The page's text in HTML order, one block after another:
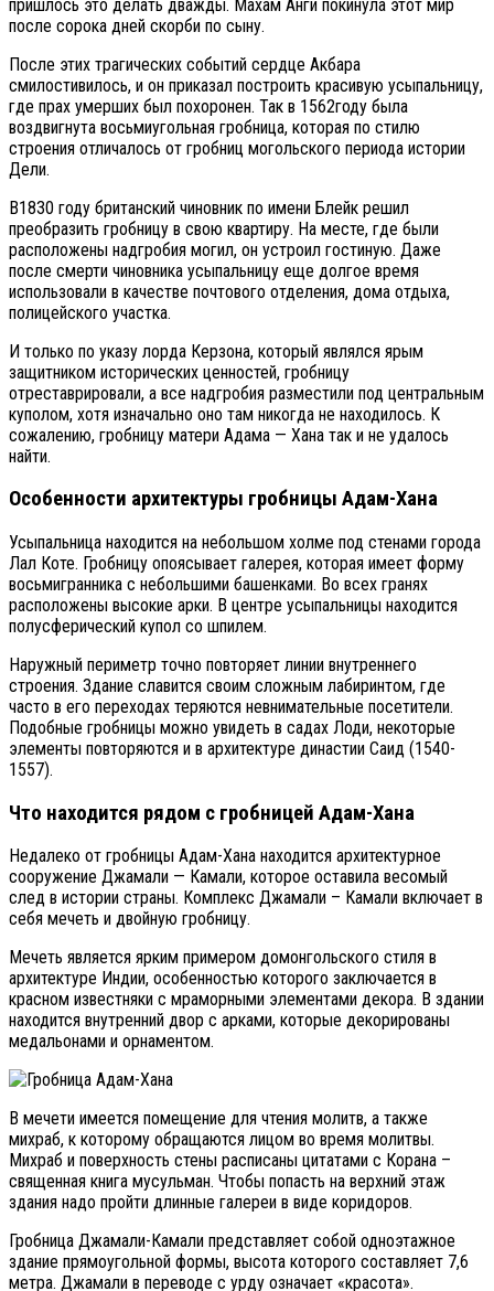
пришлось это делать дважды. Махам Анги покинула этот мир
после сорока дней скорби по сыну.
После этих трагических событий сердце Акбара
смилостивилось, и он приказал построить красивую усыпальницу,
где прах умерших был похоронен. Так в 1562году была
воздвигнута восьмиугольная гробница, которая по стилю
строения отличалось от гробниц могольского периода истории
Дели.
В1830 году британский чиновник по имени Блейк решил
преобразить гробницу в свою квартиру. На месте, где были
расположены надгробия могил, он устроил гостиную. Даже
после смерти чиновника усыпальницу еще долгое время
использовали в качестве почтового отделения, дома отдыха,
полицейского участка.
И только по указу лорда Керзона, который являлся ярым
защитником исторических ценностей, гробницу
отреставрировали, а все надгробия разместили под центральным
куполом, хотя изначально оно там никогда не находилось. К
сожалению, гробницу матери Адама — Хана так и не удалось
найти.
Особенности архитектуры гробницы Адам-Хана
Усыпальница находится на небольшом холме под стенами города
Лал Коте. Гробницу опоясывает галерея, которая имеет форму
восьмигранника с небольшими башенками. Во всех гранях
расположены высокие арки. В центре усыпальницы находится
полусферический купол со шпилем.
Наружный периметр точно повторяет линии внутреннего
строения. Здание славится своим сложным лабиринтом, где
часто в его переходах теряются невнимательные посетители.
Подобные гробницы можно увидеть в садах Лоди, некоторые
элементы повторяются и в архитектуре династии Саид (1540-
1557).
Что находится рядом с гробницей Адам-Хана
Недалеко от гробницы Адам-Хана находится архитектурное
сооружение Джамали — Камали, которое оставила весомый
след в истории страны. Комплекс Джамали – Камали включает в
себя мечеть и двойную гробницу.
Мечеть является ярким примером домонгольского стиля в
архитектуре Индии, особенностью которого заключается в
красном известняки с мраморными элементами декора. В здании
находится внутренний двор с арками, которые декорированы
медальонами и орнаментом.
В мечети имеется помещение для чтения молитв, а также
михраб, к которому обращаются лицом во время молитвы.
Михраб и поверхность стены расписаны цитатами с Корана –
священная книга мусульман. Чтобы попасть на верхний этаж
здания надо пройти длинные галереи в виде коридоров.
Гробница Джамали-Камали представляет собой одноэтажное
здание прямоугольной формы, высота которого составляет 7,6
метра. Джамали в переводе с урду означает «красота».